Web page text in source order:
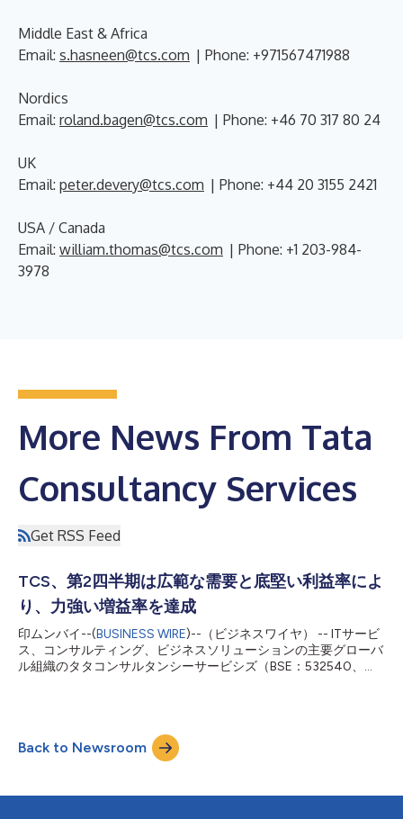
Middle East & Africa
Email: s.hasneen@tcs.com | Phone: +971567471988
Nordics
Email: roland.bagen@tcs.com | Phone: +46 70 317 80 24
UK
Email: peter.devery@tcs.com | Phone: +44 20 3155 2421
USA / Canada
Email: william.thomas@tcs.com | Phone: +1 203-984-
3978
More News From Tata
Consultancy Services
Get RSS Feed
TCS、第2四半期は広範な需要と底堅い利益率によ
り、力強い増益率を達成
印ムンバイ--(BUSINESS WIRE)--（ビジネスワイヤ） -- ITサービ
ス、コンサルティング、ビジネスソリューションの主要グローバ
ル組織のタタコンサルタンシーサービシズ（BSE：532540、
為替の影響を除けば前年同期比15.5%増 営業利益率は25.6%、前
四半期比で0.1%上昇、前年同期比で0.6%低下 純利益は13億100
万ドル、前年同期比14.0%増｜純利益率は20.5% 顧客数は好調に
上の新規顧客は17社（合計114社）獲得 営業キャッシュフローは
Back to Newsroom